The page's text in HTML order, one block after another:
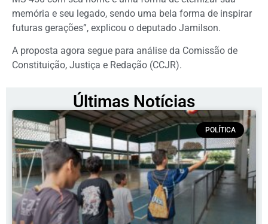
memória e seu legado, sendo uma bela forma de inspirar
futuras gerações”, explicou o deputado Jamilson.
A proposta agora segue para análise da Comissão de
Constituição, Justiça e Redação (CCJR).
Últimas Notícias
POLÍTICA